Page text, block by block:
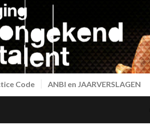
Code ANBI en JAARVERSLAGEN